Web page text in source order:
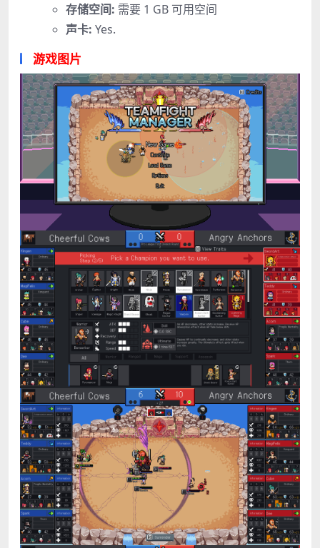
存储空间: 需要 1 GB 可用空间
声卡: Yes.
游戏图片